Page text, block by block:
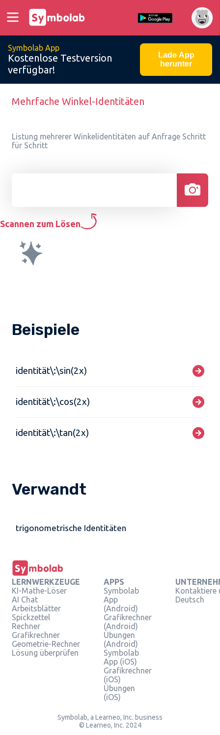
Symbolab App
Kostenlose Testversion
verfügbar!
Lade App
herunter
Mehrfache Winkel-Identitäten
Listung mehrerer Winkelidentitäten auf Anfrage Schritt
für Schritt
Scannen zum Lösen
Beispiele
identität\:\sin(2x)
identität\:\cos(2x)
identität\:\tan(2x)
Verwandt
trigonometrische Identitäten
LERNWERKZEUGE
KI-Mathe-Löser
AI Chat
Arbeitsblätter
Spickzettel
Rechner
Grafikrechner
Geometrie-Rechner
Lösung überprüfen
APPS
Symbolab
App
(Android)
Grafikrechner
(Android)
Übungen
(Android)
Symbolab
App (iOS)
Grafikrechner
(iOS)
Übungen
(iOS)
Kontaktiere
Deutsch
Symbolab, a Learneo, Inc. business
© Learneo, Inc. 2024